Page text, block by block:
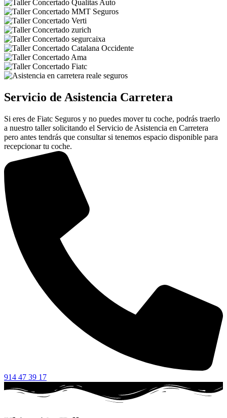
Servicio de Asistencia Carretera
Si eres de Fiatc Seguros y no puedes mover tu coche, podrás traerlo
a nuestro taller solicitando el Servicio de Asistencia en Carretera
pero antes tendrás que consultar si tenemos espacio disponible para
recepcionar tu coche.
914 47 39 17